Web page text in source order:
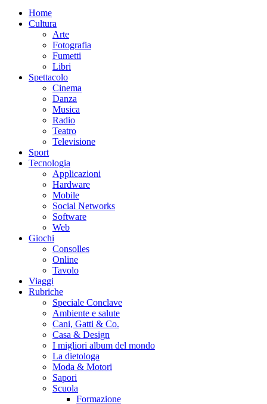
Home
Cultura
Arte
Fotografia
Fumetti
Libri
Spettacolo
Cinema
Danza
Musica
Radio
Teatro
Televisione
Sport
Tecnologia
Applicazioni
Hardware
Mobile
Social Networks
Software
Web
Giochi
Consolles
Online
Tavolo
Viaggi
Rubriche
Speciale Conclave
Ambiente e salute
Cani, Gatti & Co.
Casa & Design
I migliori album del mondo
La dietologa
Moda & Motori
Sapori
Scuola
Formazione